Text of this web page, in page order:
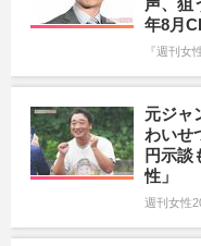
年8月
『週刊女
元ジャ
わいせ
円示談
性」
週刊女性